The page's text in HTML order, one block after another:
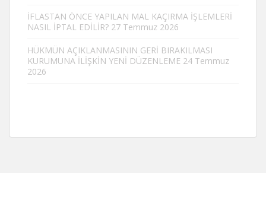
İFLASTAN ÖNCE YAPILAN MAL KAÇIRMA İŞLEMLERİ
NASIL İPTAL EDİLİR? 27 Temmuz 2026
HÜKMÜN AÇIKLANMASININ GERİ BIRAKILMASI
KURUMUNA İLİŞKİN YENİ DÜZENLEME 24 Temmuz
2026